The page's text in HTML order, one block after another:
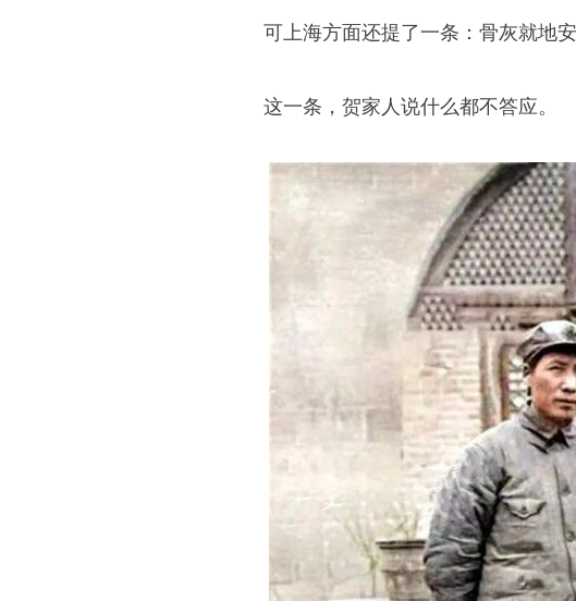
可上海方面还提了一条：骨灰就地
这一条，贺家人说什么都不答应。